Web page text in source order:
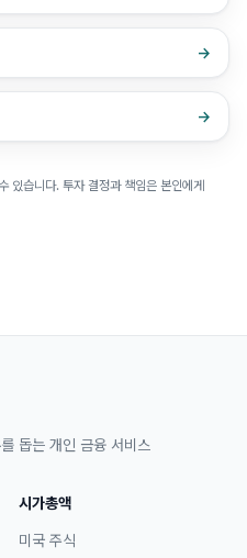
→
→
있습니다. 투자 결정과 책임은 본인에게
돕는 개인 금융 서비스
시가총액
미국 주식